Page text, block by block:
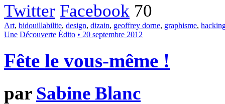
Twitter Facebook 70
Art, bidouillabilite, design, dizain, geoffrey dorne, graphisme,
Une Découverte Édito • 20 septembre 2012
Fête le vous-même !
par Sabine Blanc